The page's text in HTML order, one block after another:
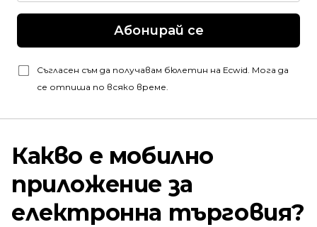
Абонирай се
Съгласен съм да получавам бюлетин на Ecwid. Мога да
се отпиша по всяко време.
Какво е мобилно
приложение за
електронна търговия?